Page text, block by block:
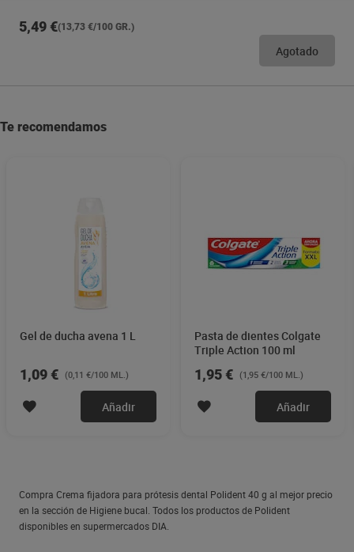
5,49 €(13,73 €/100 GR.)
Agotado
Te recomendamos
Gel de ducha avena 1 L
1,09 € (0,11 €/100 ML.)
Añadir
Pasta de dientes Colgate
Triple Action 100 ml
1,95 € (1,95 €/100 ML.)
Añadir
Compra Crema fijadora para prótesis dental Polident 40 g al mejor precio
en la sección de Higiene bucal. Todos los productos de Polident
disponibles en supermercados DIA.